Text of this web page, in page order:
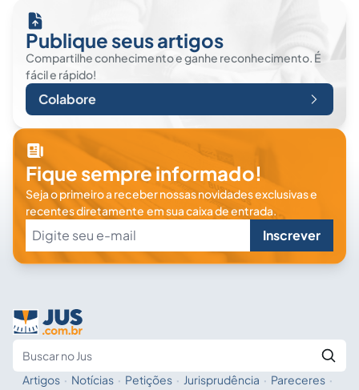
Publique seus artigos
Compartilhe conhecimento e ganhe reconhecimento. É
fácil e rápido!
Colabore
Fique sempre informado!
Seja o primeiro a receber nossas novidades exclusivas e
recentes diretamente em sua caixa de entrada.
Inscrever
Artigos · Notícias · Petições · Jurisprudência · Pareceres ·